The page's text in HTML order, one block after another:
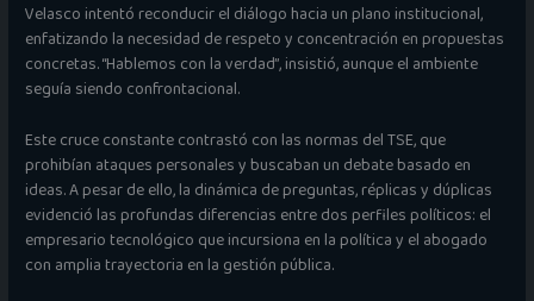
Velasco intentó reconducir el diálogo hacia un plano institucional,
enfatizando la necesidad de respeto y concentración en propuestas
concretas. “Hablemos con la verdad”, insistió, aunque el ambiente
seguía siendo confrontacional.
Este cruce constante contrastó con las normas del TSE, que
prohibían ataques personales y buscaban un debate basado en
ideas. A pesar de ello, la dinámica de preguntas, réplicas y dúplicas
evidenció las profundas diferencias entre dos perfiles políticos: el
empresario tecnológico que incursiona en la política y el abogado
con amplia trayectoria en la gestión pública.